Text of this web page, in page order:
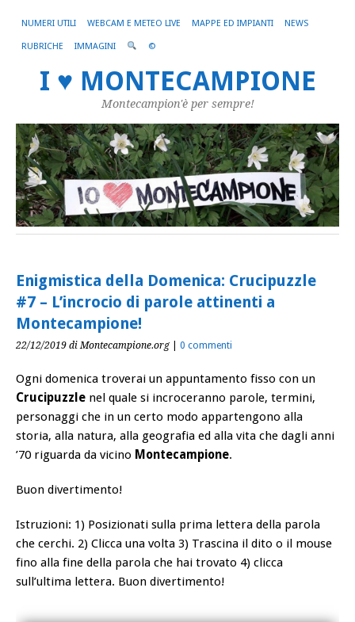
NUMERI UTILI WEBCAM E METEO LIVE MAPPE ED IMPIANTI NEWS
RUBRICHE IMMAGINI ©
I ♥ MONTECAMPIONE
Montecampion'è per sempre!
Enigmistica della Domenica: Crucipuzzle
#7 – L’incrocio di parole attinenti a
Montecampione!
22/12/2019 di Montecampione.org| 0 commenti
Ogni domenica troverai un appuntamento fisso con un
Crucipuzzle nel quale si incroceranno parole, termini,
personaggi che in un certo modo appartengono alla
storia, alla natura, alla geografia ed alla vita che dagli anni
’70 riguarda da vicino Montecampione.
Buon divertimento!
Istruzioni: 1) Posizionati sulla prima lettera della parola
che cerchi. 2) Clicca una volta 3) Trascina il dito o il mouse
fino alla fine della parola che hai trovato 4) clicca
sull’ultima lettera. Buon divertimento!